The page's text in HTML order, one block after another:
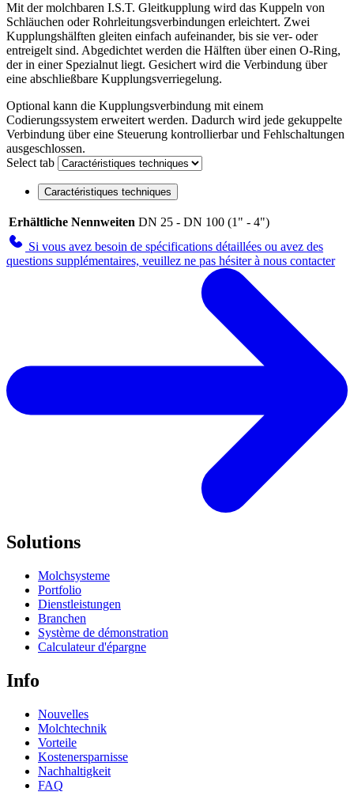
Mit der molchbaren I.S.T. Gleitkupplung wird das Kuppeln von
Schläuchen oder Rohrleitungsverbindungen erleichtert. Zwei
Kupplungshälften gleiten einfach aufeinander, bis sie ver- oder
entreigelt sind. Abgedichtet werden die Hälften über einen O-Ring,
der in einer Spezialnut liegt. Gesichert wird die Verbindung über
eine abschließbare Kupplungsverriegelung.
Optional kann die Kupplungsverbindung mit einem
Codierungssystem erweitert werden. Dadurch wird jede gekuppelte
Verbindung über eine Steuerung kontrollierbar und Fehlschaltungen
ausgeschlossen.
Select tab
Caractéristiques techniques
Erhältliche Nennweiten DN 25 - DN 100 (1" - 4")
Si vous avez besoin de spécifications détaillées ou avez des
questions supplémentaires, veuillez ne pas hésiter à nous contacter
Solutions
Molchsysteme
Portfolio
Dienstleistungen
Branchen
Système de démonstration
Calculateur d'épargne
Info
Nouvelles
Molchtechnik
Vorteile
Kostenersparnisse
Nachhaltigkeit
FAQ